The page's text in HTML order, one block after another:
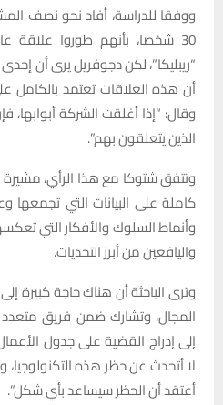
ووفقا للدراسة، أفاد نحو نصف
30 شخصا، بأنهم طوروا
“ريبليكا”، لكن دجوفريل يرى أن
أن هذه العلاقات تعتمد بالكامل
وقال: “إذا أغلقت الشركة
الذين يتعلقون بهم”.
وتتفق شتوكا مع هذا الرأي،
كاملة على البيانات التي تجمعها
وأنماط السلوك والأفكار التي
واليافعين من أبرز التحديات.
وترى الباحثة أن هناك حاجة كبيرة
المجال، وتشارك ضمن فريق
إلى إدراج القضية على جدول
لا أتحدث عن حظر هذه
أعتقد أن الحظر سيساعد بأي شكل”.